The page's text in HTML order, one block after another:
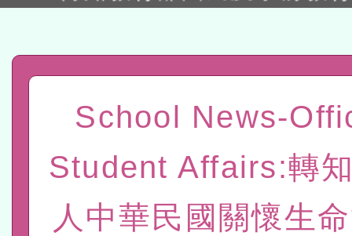
計畫
趨勢與發展」
政府教育局辦理「115年
研習實施計畫－夢的N次
函轉國立臺灣師範大學辦
臺北學習中心115年度第2
轉知有關國立成功大學辦
章
COVID-19疫苗接種計畫
擴大為「滿6個月以上尚未
措施，延長至115年9月28
本市兒童口腔健康促進－
材2份，請協助運用相關宣
導
有關銓敘部建置「公務人
後實發金額試算器」，請
「115年度教育部國民及
School News-
Student Affairs:轉
人中華民國關懷生